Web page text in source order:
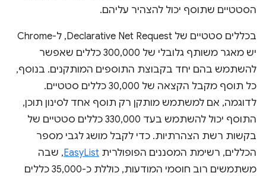
הסטטיים שתוסף יכול להצהיר עליהם.
בכללים סטטיים של Declarative Net Request, ל-Chrome
יש מאגר משותף גלובלי של 300,000 כללים שאפשר
להשתמש בהם יחד בקבוצת התוספים המותקנים. בנוסף,
כל תוסף מקבל הקצאה של 30,000 כללים סטטיים.
לדוגמה, אם למשתמש מותקן רק תוסף אחד לסינון תוכן,
התוסף יכול להשתמש בעד 330,000 כללים סטטיים של
בקשות רשת הצהרתיות. כדי לקבל מושג לגבי מספר
הכללים, רשימת המסננים הפופולרית EasyList, שבה
משתמשים רוב חוסמי המודעות, כוללת כ-35,000 כללים